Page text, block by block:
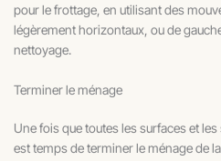
pour le frottage, en utilisant des
légèrement horizontaux, ou de
nettoyage.
Terminer le ménage
Une fois que toutes les surfaces et
est temps de terminer le ménage de